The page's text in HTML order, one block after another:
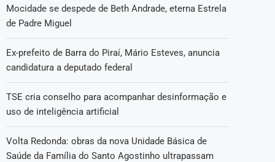
Mocidade se despede de Beth Andrade, eterna Estrela
de Padre Miguel
Ex-prefeito de Barra do Piraí, Mário Esteves, anuncia
candidatura a deputado federal
TSE cria conselho para acompanhar desinformação e
uso de inteligência artificial
Volta Redonda: obras da nova Unidade Básica de
Saúde da Família do Santo Agostinho ultrapassam